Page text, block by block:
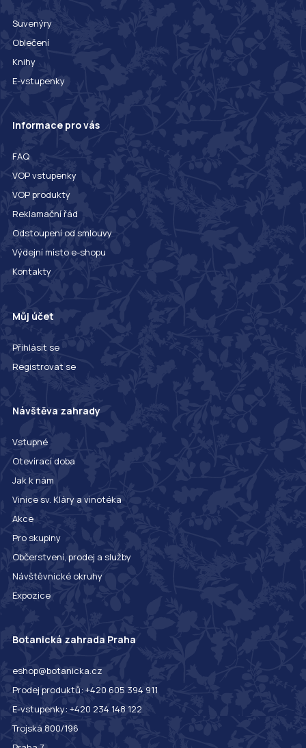
Suvenýry
Oblečení
Knihy
E-vstupenky
Informace pro vás
FAQ
VOP vstupenky
VOP produkty
Reklamační řád
Odstoupení od smlouvy
Výdejní místo e-shopu
Kontakty
Můj účet
Přihlásit se
Registrovat se
Návštěva zahrady
Vstupné
Otevírací doba
Jak k nám
Vinice sv. Kláry a vinotéka
Akce
Pro skupiny
Občerstvení, prodej a služby
Návštěvnické okruhy
Expozice
Botanická zahrada Praha
eshop@botanicka.cz
Prodej produktů: +420 605 394 911
E-vstupenky: +420 234 148 122
Trojská 800/196